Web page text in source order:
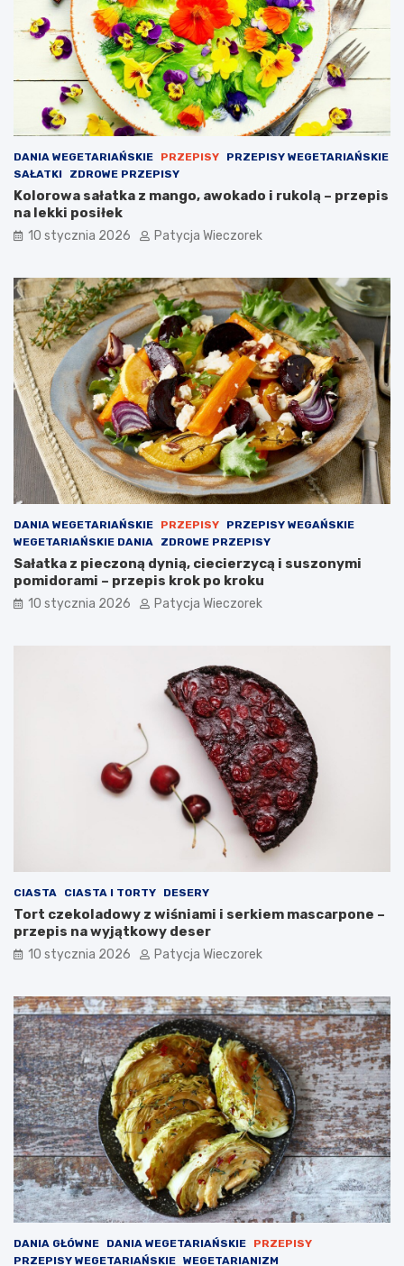
DANIA WEGETARIAŃSKIE PRZEPISY
PRZEPISY WEGETARIAŃSKIE
SAŁATKI
ZDROWE PRZEPISY
Kolorowa sałatka z mango, awokado i rukolą – przepis
na lekki posiłek
10 stycznia 2026 Patycja Wieczorek
DANIA WEGETARIAŃSKIE PRZEPISY
PRZEPISY WEGAŃSKIE
WEGETARIAŃSKIE DANIA
ZDROWE PRZEPISY
Sałatka z pieczoną dynią, ciecierzycą i suszonymi
pomidorami – przepis krok po kroku
10 stycznia 2026 Patycja Wieczorek
CIASTA CIASTA I TORTY DESERY
Tort czekoladowy z wiśniami i serkiem mascarpone –
przepis na wyjątkowy deser
10 stycznia 2026 Patycja Wieczorek
DANIA GŁÓWNE DANIA WEGETARIAŃSKIE
PRZEPISY
PRZEPISY WEGETARIAŃSKIE WEGETARIANIZM